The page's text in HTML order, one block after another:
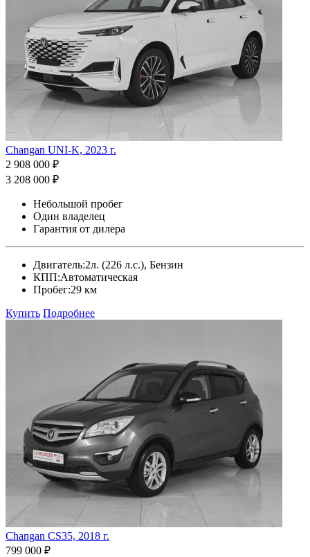
Changan UNI-K, 2023 г.
2 908 000 ₽
3 208 000 ₽
Небольшой пробег
Один владелец
Гарантия от дилера
Двигатель:2л. (226 л.с.), Бензин
КПП:Автоматическая
Пробег:29 км
Купить Подробнее
Changan CS35, 2018 г.
799 000 ₽